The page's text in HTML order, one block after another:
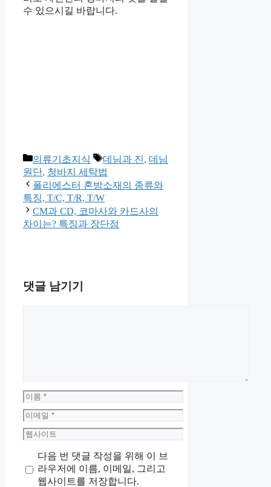
수 있으시길 바랍니다.
카
테
고
리
의류기초지식
태
그
데님과 진, 데님
원단, 청바지 세탁법
폴리에스터 혼방소재의 종류와
특징, T/C, T/R, T/W
CM과 CD, 코마사와 카드사의
차이는? 특징과 장단점
댓글 남기기
이
름
이
메
일
웹
트
다음 번 댓글 작성을 위해 이 브
라우저에 이름, 이메일, 그리고
웹사이트를 저장합니다.